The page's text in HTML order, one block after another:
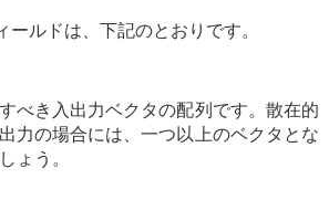
ールドは、下記のとおりです。
べき入出力ベクタの配列です。散在的
力の場合には、一つ以上のベクタとな
ょう。